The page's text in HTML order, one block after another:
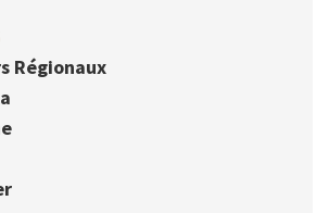
Régionaux